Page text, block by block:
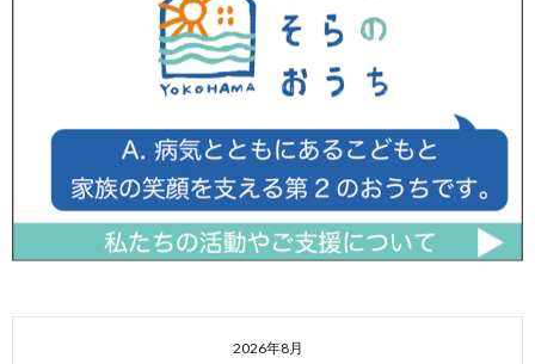
2026年8月